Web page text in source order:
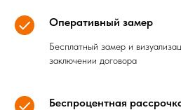
Оперативный замер
Бесплатный замер и
заключении договора
Беспроцентная